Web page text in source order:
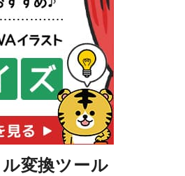
変換ツール